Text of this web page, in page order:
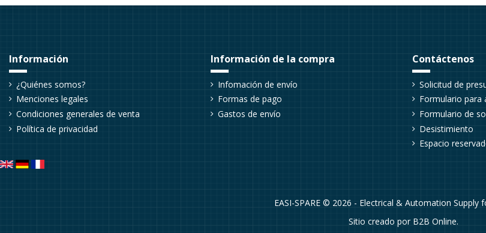
Información
¿Quiénes somos?
Menciones legales
Condiciones generales de venta
Política de privacidad
Información de la compra
Infomación de envío
Formas de pago
Gastos de envío
Contáctenos
Solicitud de
Formulario para
Formulario de
Desistimiento
Espacio
EASI-SPARE © 2026 - Electrical & Automation Supply
Sitio creado por B2B Online.